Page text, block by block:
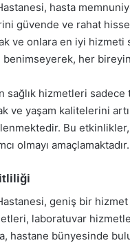
hasta
güvende ve rahat
ve onlara en iyi
benimseyerek, her
hizmetleri sadece
ve yaşam kalitelerini
Bu etkinlikler,
olmayı amaçlamaktadır.
geniş bir
laboratuvar
hastane bünyesinde